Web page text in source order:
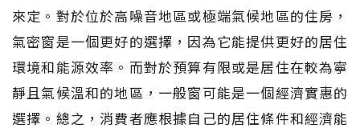
來定。對於位於高噪音地區或極端氣候地區的住房，
氣密窗是一個更好的選擇，因為它能提供更好的居住
環境和能源效率。而對於預算有限或是居住在較為寧
靜且氣候溫和的地區，一般窗可能是一個經濟實惠的
選擇。總之，消費者應根據自己的居住條件和經濟能